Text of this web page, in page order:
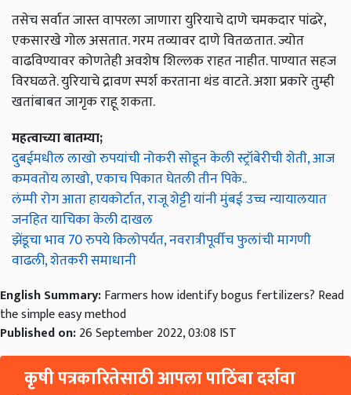
तसेच सर्वात जास्त वापरला जाणारा युरियाचे दाणे चमकदार पांढरे,
एकसारखे गोल असतात. गरम तव्यावर दाणे वितळतात. ज्योत
वाढविण्यावर कोणतेही अवशेष शिल्लक राहत नाहीत. पाण्यात सहज
विरघळते. युरियाचे द्रावण स्पर्श करताना थंड वाटते. अशा प्रकारे तुम्ही
खतांबाबत जागृक राहू शकता.
महत्वाच्या बातम्या;
दुबईमधील लाखो रुपयांची नोकरी सोडून केली स्ट्रॉबेरीची शेती, आज
कमवतोय लाखो, एकाच पिकात घेतली तीन पिके..
लंम्पी रोग आता हायकोर्टात, राजू शेट्टी यांनी मुंबई उच्च न्यायालयात
जनहित याचिका केली दाखल
झेंडूचा भाव 70 रुपये किलोपर्यंत, नवरात्रीपूर्वीच फुलांची मागणी
वाढली, शेतकरी समाधानी
English Summary:Farmers how identify bogus fertilizers? Read
the simple easy method
Published on:26 September 2022, 03:08 IST
कृषी पत्रकारितेसाठी आपला पाठिंबा दर्शवा